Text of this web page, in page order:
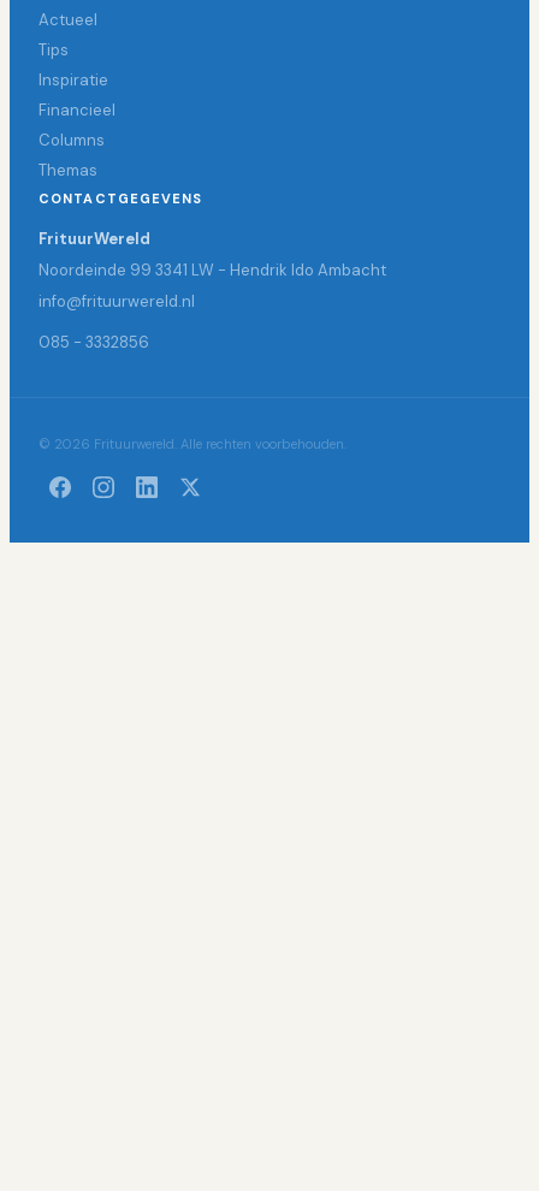
Actueel
Tips
Inspiratie
Financieel
Columns
Themas
CONTACTGEGEVENS
FrituurWereld
Noordeinde 99 3341 LW - Hendrik Ido Ambacht
info@frituurwereld.nl
085 - 3332856
© 2026 Frituurwereld. Alle rechten voorbehouden.